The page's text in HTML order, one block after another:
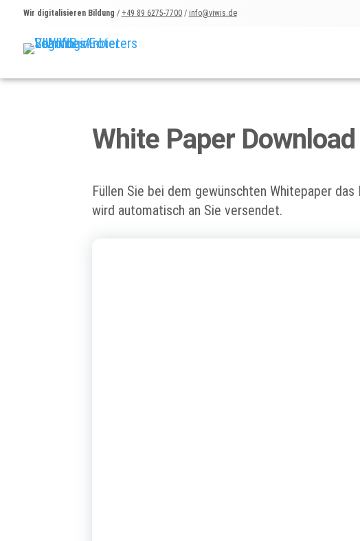
Wir digitalisieren Bildung / +49 89 6275-7700/ info@viwis.de
White Paper
Füllen Sie bei dem gewünschten Whitepaper
wird automatisch an Sie versendet.